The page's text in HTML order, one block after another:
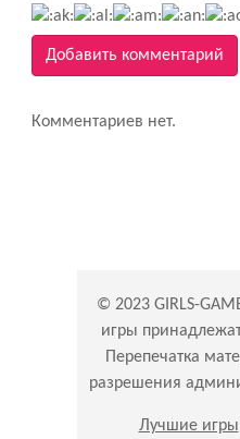
Добавить комментарий
Комментариев нет.
© 2023 GIRLS-
игры
Перепечатка
разрешения
Лучшие игры